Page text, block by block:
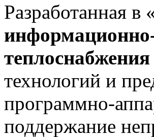
Разработанная
теплоснабжения
технологий и
программно-
поддержание